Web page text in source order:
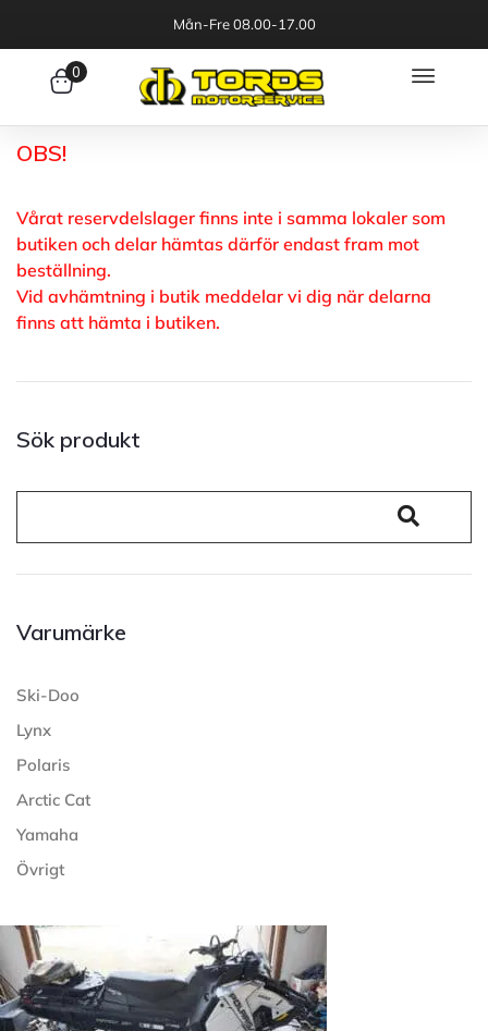
Mån-Fre 08.00-17.00
0
OBS!
Vårat reservdelslager finns inte i samma lokaler som
butiken och delar hämtas därför endast fram mot
beställning.
Vid avhämtning i butik meddelar vi dig när delarna
finns att hämta i butiken.
Sök produkt
Varumärke
Ski-Doo
Lynx
Polaris
Arctic Cat
Yamaha
Övrigt